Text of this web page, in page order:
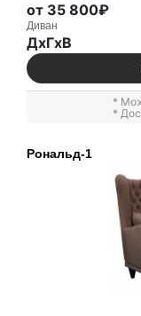
от 35 800₽
Диван
ДxГxВ
*
*
Рональд-1